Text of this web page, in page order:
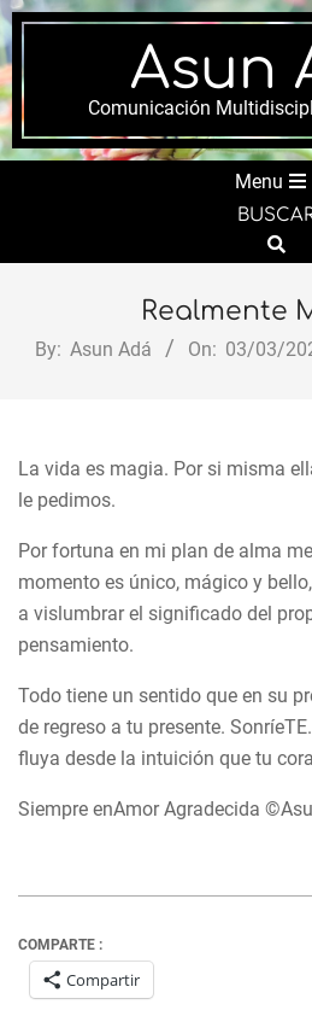
Skip
to
content
Asun
Comunicación
Menu
Search
Realmente
By: Asun Adá On: 03/03/
La vida es magia. Por si misma
le pedimos.
Por fortuna en mi plan de alma
momento es único, mágico y
a vislumbrar el significado del
pensamiento.
Todo tiene un sentido que en su
de regreso a tu presente.
fluya desde la intuición que tu
Siempre enAmor Agradecida
COMPARTE :
Compartir